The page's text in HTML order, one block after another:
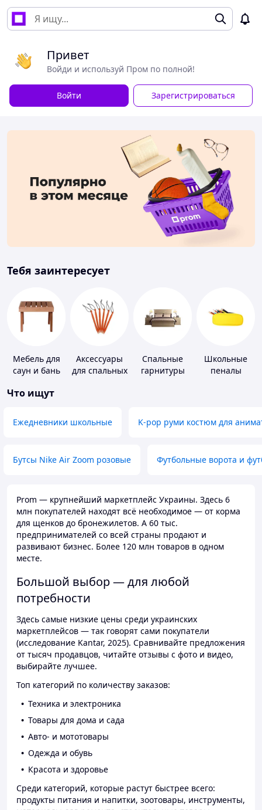
Привет
Войди и используй Пром по полной!
Войти Зарегистрироваться
Тебя заинтересует
Мебель для
саун и бань
Аксессуары
для спальных
Спальные
гарнитуры
Школьные
пеналы
Что ищут
Ежедневники школьные K-pop руми костюм для
Бутсы Nike Air Zoom розовые Футбольные ворота и
Prom — крупнейший маркетплейс Украины. Здесь 6
млн покупателей находят всё необходимое — от корма
для щенков до бронежилетов. А 60 тыс.
предпринимателей со всей страны продают и
развивают бизнес. Более 120 млн товаров в одном
месте.
Большой выбор — для любой
потребности
Здесь самые низкие цены среди украинских
маркетплейсов — так говорят сами покупатели
(исследование Kantar, 2025). Сравнивайте предложения
от тысяч продавцов, читайте отзывы с фото и видео,
выбирайте лучшее.
Топ категорий по количеству заказов:
Техника и электроника
Товары для дома и сада
Авто- и мототовары
Одежда и обувь
Красота и здоровье
Среди категорий, которые растут быстрее всего:
продукты питания и напитки, зоотовары, инструменты,